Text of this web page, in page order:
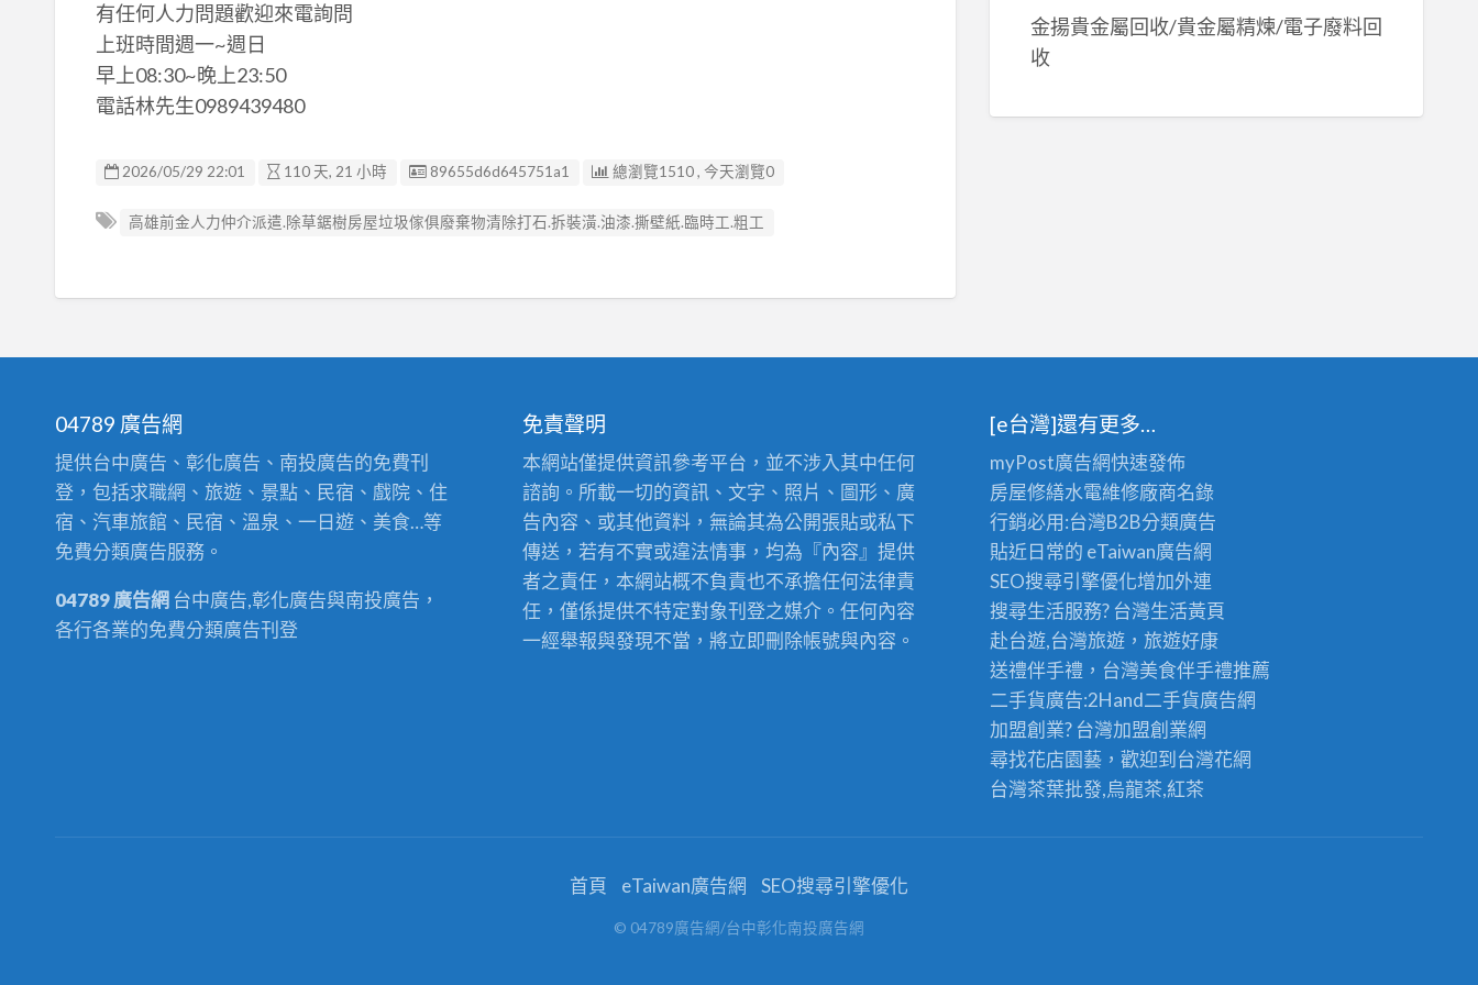
有任何人力問題歡迎來電詢問
上班時間週一~週日
早上08:30~晚上23:50
電話林先生0989439480
2026/05/29 22:01 110 天, 21 小時 廣告编號
89655d6d645751a1 總瀏覽1510 , 今天瀏覽0
高雄前金人力仲介派遣.除草鋸樹房屋垃圾傢俱廢棄物清除打石.拆裝潢.油漆.撕壁紙.臨時工.粗工
金揚貴金屬回收/貴金屬精煉/電子廢料回
收
04789 廣告網
提供台中廣告、彰化廣告、南投廣告的免費刊
登，包括求職網、旅遊、景點、民宿、戲院、住
宿、汽車旅館、民宿、溫泉、一日遊、美食…等
免費分類廣告服務。
04789 廣告網 台中廣告,彰化廣告與南投廣告，
各行各業的免費分類廣告刊登
免責聲明
本網站僅提供資訊參考平台，並不涉入其中任何
諮詢。所載一切的資訊、文字、照片、圖形、廣
告內容、或其他資料，無論其為公開張貼或私下
傳送，若有不實或違法情事，均為『內容』提供
者之責任，本網站概不負責也不承擔任何法律責
任，僅係提供不特定對象刊登之媒介。任何內容
一經舉報與發現不當，將立即刪除帳號與內容。
[e台灣]還有更多…
myPost廣告網快速發佈
房屋修繕水電維修廠商名錄
行銷必用:台灣B2B分類廣告
貼近日常的 eTaiwan廣告網
SEO搜尋引擎優化增加外連
搜尋生活服務? 台灣生活黃頁
赴台遊,台灣旅遊 ，旅遊好康
送禮伴手禮，台灣美食伴手禮推薦
二手貨廣告:2Hand二手貨廣告網
加盟創業? 台灣加盟創業網
尋找花店園藝，歡迎到 台灣花網
台灣茶葉批發,烏龍茶,紅茶
首頁 eTaiwan廣告網 SEO搜尋引擎優化
© 04789廣告網/台中彰化南投廣告網